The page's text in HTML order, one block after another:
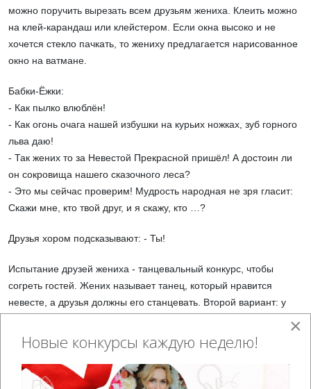
можно поручить вырезать всем друзьям жениха. Клеить можно
на клей-карандаш или клейстером. Если окна высоко и не
хочется стекло пачкать, то жениху предлагается нарисованное
окно на ватмане.
Бабки-Ёжки:
- Как пылко влюблён!
- Как огонь очага нашей избушки на курьих ножках, зуб горного
льва даю!
- Так жених то за Невестой Прекрасной пришёл! А достоин ли
он сокровища нашего сказочного леса?
- Это мы сейчас проверим! Мудрость народная не зря гласит:
Скажи мне, кто твой друг, и я скажу, кто …?
Друзья хором подсказывают: - Ты!
Испытание друзей жениха - танцевальный конкурс, чтобы
согреть гостей. Жених называет танец, который нравится
невесте, а друзья должны его станцевать. Второй вариант: у
танцев, жених открывает один из кулачков. Этот танец и
танцуют друзья как можно задорнее и веселее.
Бабки-Ёжки:
×
Новые конкурсы каждую неделю!